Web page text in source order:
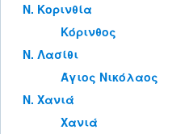
Ν. Κορινθία
Κόρινθος
Ν. Λασίθι
Άγιος Νικόλαος
Ν. Χανιά
Χανιά